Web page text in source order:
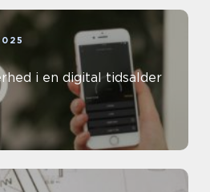
i en digital tidsalder